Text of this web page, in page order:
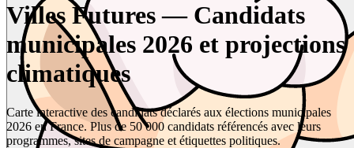
Villes Futures — Candidats
municipales 2026 et projections
climatiques
Carte interactive des candidats déclarés aux élections municipales
2026 en France. Plus de 50 000 candidats référencés avec leurs
programmes, sites de campagne et étiquettes politiques.